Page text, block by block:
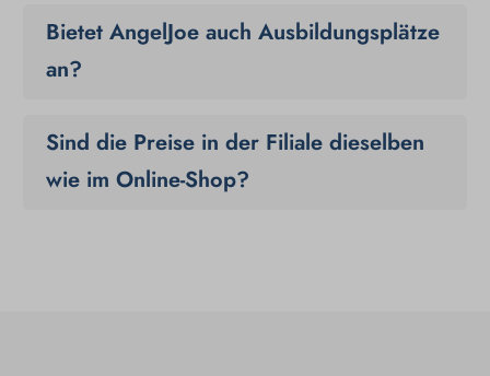
Bietet AngelJoe auch Ausbildungsplätze
an?
Sind die Preise in der Filiale dieselben
wie im Online-Shop?